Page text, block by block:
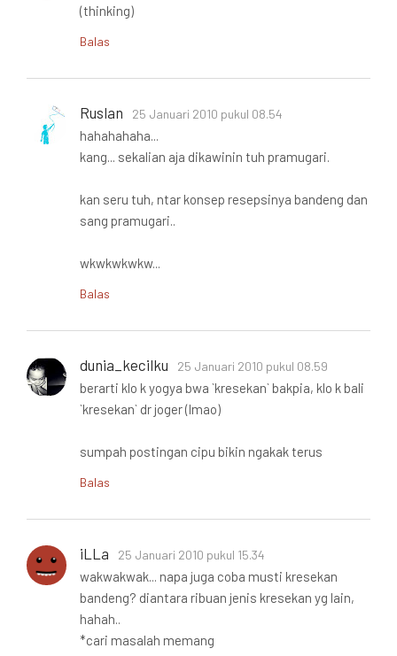
(thinking)
Balas
Ruslan 25 Januari 2010 pukul 08.54
hahahahaha...
kang... sekalian aja dikawinin tuh pramugari.
kan seru tuh, ntar konsep resepsinya bandeng dan
sang pramugari..
wkwkwkwkw...
Balas
dunia_kecilku 25 Januari 2010 pukul 08.59
berarti klo k yogya bwa `kresekan` bakpia, klo k bali
`kresekan` dr joger (lmao)
sumpah postingan cipu bikin ngakak terus
Balas
iLLa 25 Januari 2010 pukul 15.34
wakwakwak... napa juga coba musti kresekan
bandeng? diantara ribuan jenis kresekan yg lain,
hahah..
*cari masalah memang